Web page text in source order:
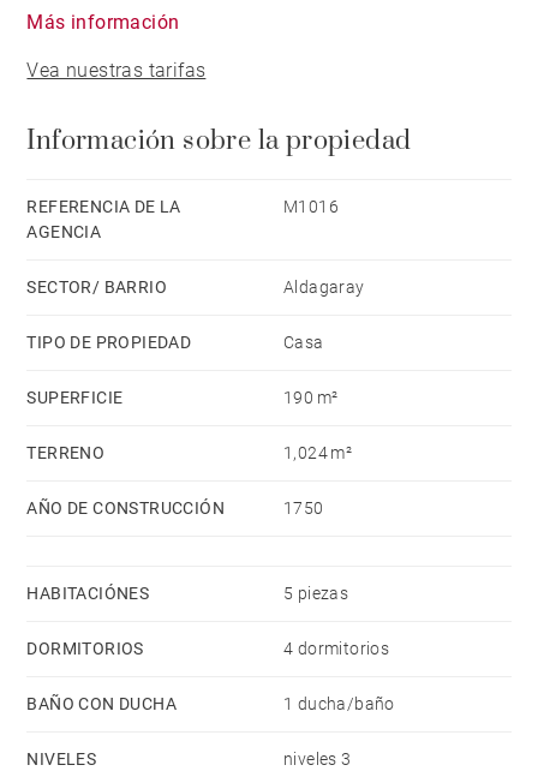
1st floor with bathroom and a large dormitory. The
swimming pool (Bio UV filtration) and a barbecue-
convertible attic complete this high quality property.
Más información
Vea nuestras tarifas
Información sobre la propiedad
REFERENCIA DE LA
AGENCIA
M1016
SECTOR/ BARRIO Aldagaray
TIPO DE PROPIEDAD Casa
SUPERFICIE 190 m²
TERRENO 1,024 m²
AÑO DE CONSTRUCCIÓN 1750
HABITACIÓNES 5 piezas
DORMITORIOS 4 dormitorios
BAÑO CON DUCHA 1 ducha/baño
NIVELES niveles 3